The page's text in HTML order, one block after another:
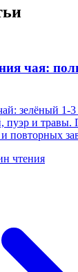
чая:
зелёный
пуэр и травы.
повторных
чтения